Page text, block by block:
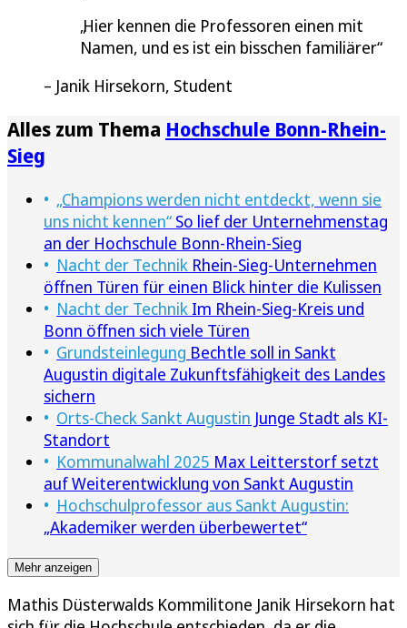
Hier kennen die Professoren einen mit
Namen, und es ist ein bisschen familiärer
Janik Hirsekorn, Student
Alles zum Thema Hochschule Bonn-Rhein-
Sieg
„Champions werden nicht entdeckt, wenn sie
uns nicht kennen“ So lief der Unternehmenstag
an der Hochschule Bonn-Rhein-Sieg
Nacht der Technik Rhein-Sieg-Unternehmen
öffnen Türen für einen Blick hinter die Kulissen
Nacht der Technik Im Rhein-Sieg-Kreis und
Bonn öffnen sich viele Türen
Grundsteinlegung Bechtle soll in Sankt
Augustin digitale Zukunftsfähigkeit des Landes
sichern
Orts-Check Sankt Augustin Junge Stadt als KI-
Standort
Kommunalwahl 2025 Max Leitterstorf setzt
auf Weiterentwicklung von Sankt Augustin
Hochschulprofessor aus Sankt Augustin:
„Akademiker werden überbewertet“
Mehr anzeigen
Mathis Düsterwalds Kommilitone Janik Hirsekorn hat